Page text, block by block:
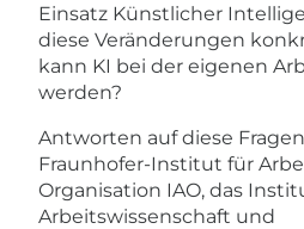
Einsatz Künstlicher
diese Veränderungen
kann KI bei der eigenen
werden?
​Antworten auf diese
Fraunhofer-Institut für
Organisation IAO, das
Arbeitswissenschaft und